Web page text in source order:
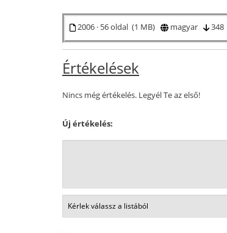
2006 · 56 oldal (1 MB) magyar 348
Értékelések
Nincs még értékelés. Legyél Te az első!
Új értékelés: